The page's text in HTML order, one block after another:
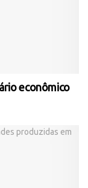
econômico